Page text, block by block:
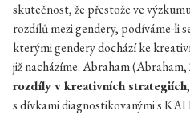
skutečnost, že přestože ve
rozdílů mezi gendery, podíváme-li
kterými gendery dochází ke
již nacházíme. Abraham
rozdíly v kreativních strategiích
s dívkami diagnostikovanými s